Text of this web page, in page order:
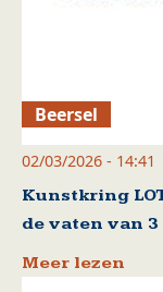
Beersel
02/03/2026 - 14:41
Kunstkring
de vaten van
Meer lezen